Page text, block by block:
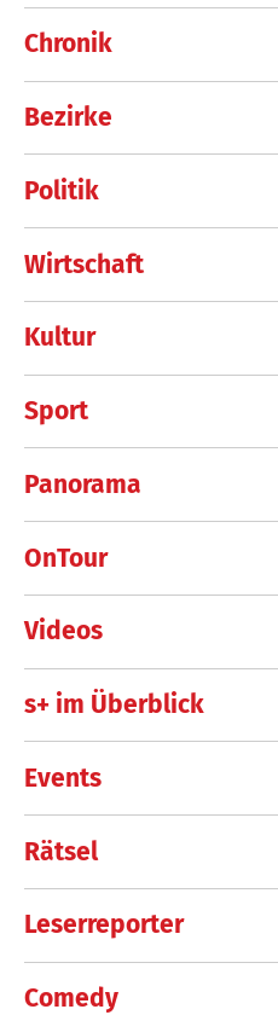
Chronik
Bezirke
Politik
Wirtschaft
Kultur
Sport
Panorama
OnTour
Videos
s+ im Überblick
Events
Rätsel
Leserreporter
Comedy